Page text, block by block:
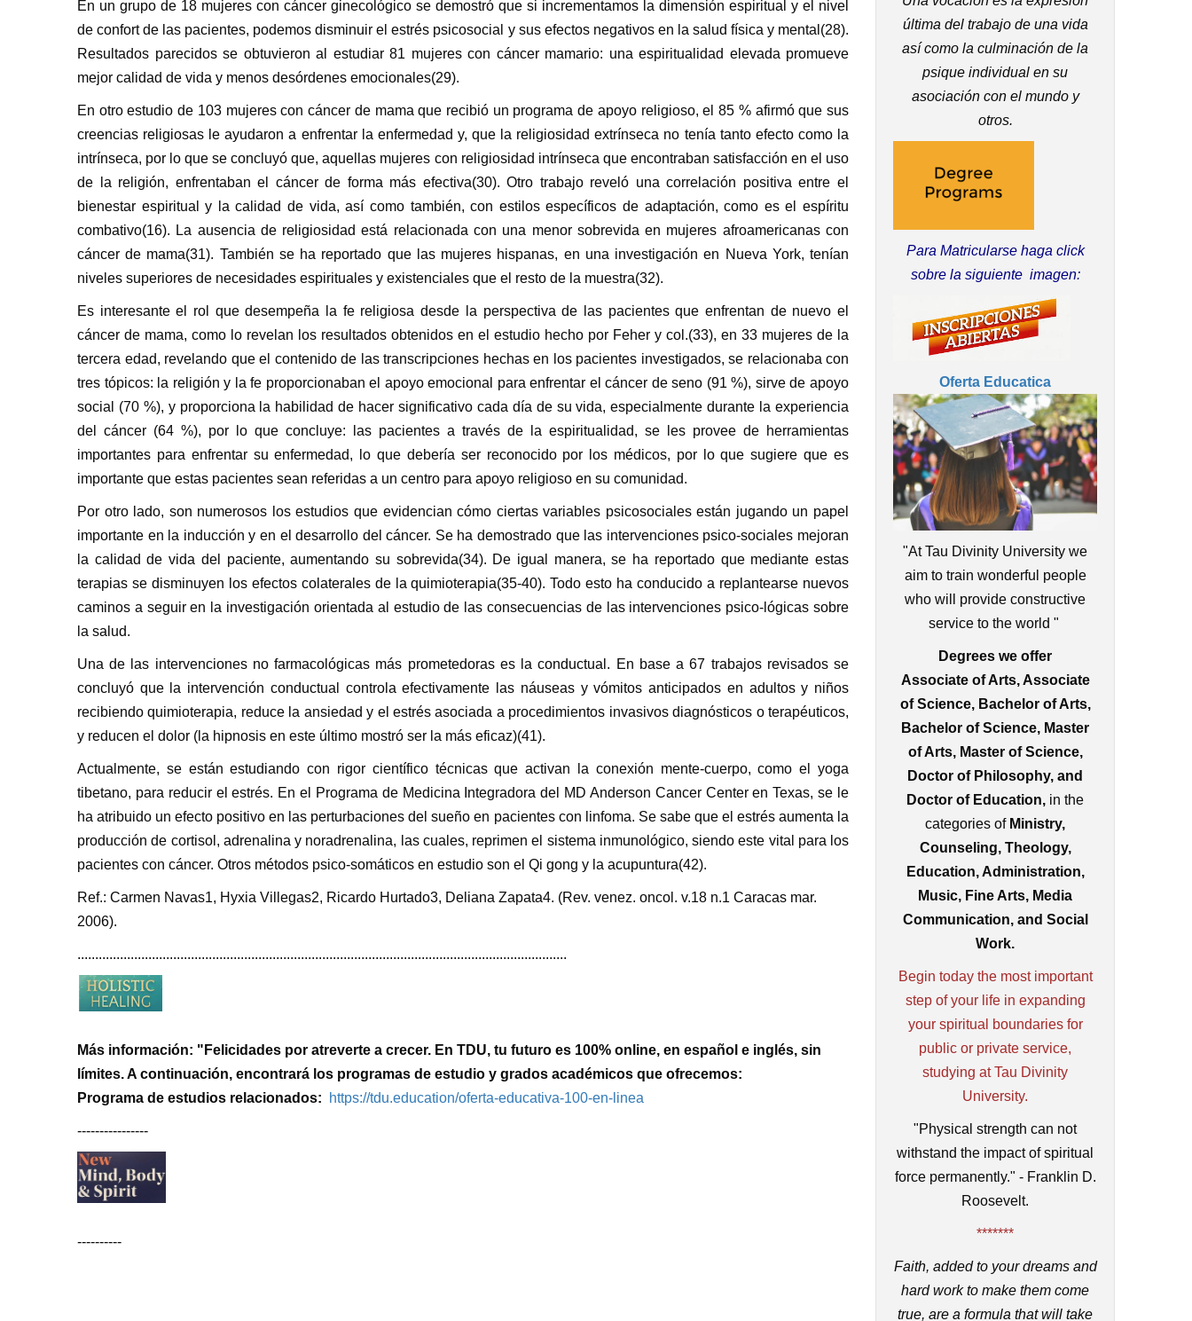
En un grupo de 18 mujeres con cáncer ginecológico se demostró que si incrementamos la dimensión espiritual y el nivel
de confort de las pacientes, podemos disminuir el estrés psicosocial y sus efectos negativos en la salud física y mental(28).
Resultados parecidos se obtuvieron al estudiar 81 mujeres con cáncer mamario: una espiritualidad elevada promueve
mejor calidad de vida y menos desórdenes emocionales(29).
En otro estudio de 103 mujeres con cáncer de mama que recibió un programa de apoyo religioso, el 85 % afirmó que sus
creencias religiosas le ayudaron a enfrentar la enfermedad y, que la religiosidad extrínseca no tenía tanto efecto como la
intrínseca, por lo que se concluyó que, aquellas mujeres con religiosidad intrínseca que encontraban satisfacción en el uso
de la religión, enfrentaban el cáncer de forma más efectiva(30). Otro trabajo reveló una correlación positiva entre el
bienestar espiritual y la calidad de vida, así como también, con estilos específicos de adaptación, como es el espíritu
combativo(16). La ausencia de religiosidad está relacionada con una menor sobrevida en mujeres afroamericanas con
cáncer de mama(31). También se ha reportado que las mujeres hispanas, en una investigación en Nueva York, tenían
niveles superiores de necesidades espirituales y existenciales que el resto de la muestra(32).
Es interesante el rol que desempeña la fe religiosa desde la perspectiva de las pacientes que enfrentan de nuevo el
cáncer de mama, como lo revelan los resultados obtenidos en el estudio hecho por Feher y col.(33), en 33 mujeres de la
tercera edad, revelando que el contenido de las transcripciones hechas en los pacientes investigados, se relacionaba con
tres tópicos: la religión y la fe proporcionaban el apoyo emocional para enfrentar el cáncer de seno (91 %), sirve de apoyo
social (70 %), y proporciona la habilidad de hacer significativo cada día de su vida, especialmente durante la experiencia
del cáncer (64 %), por lo que concluye: las pacientes a través de la espiritualidad, se les provee de herramientas
importantes para enfrentar su enfermedad, lo que debería ser reconocido por los médicos, por lo que sugiere que es
importante que estas pacientes sean referidas a un centro para apoyo religioso en su comunidad.
Por otro lado, son numerosos los estudios que evidencian cómo ciertas variables psicosociales están jugando un papel
importante en la inducción y en el desarrollo del cáncer. Se ha demostrado que las intervenciones psico-sociales mejoran
la calidad de vida del paciente, aumentando su sobrevida(34). De igual manera, se ha reportado que mediante estas
terapias se disminuyen los efectos colaterales de la quimioterapia(35-40). Todo esto ha conducido a replantearse nuevos
caminos a seguir en la investigación orientada al estudio de las consecuencias de las intervenciones psico-lógicas sobre
la salud.
Una de las intervenciones no farmacológicas más prometedoras es la conductual. En base a 67 trabajos revisados se
concluyó que la intervención conductual controla efectivamente las náuseas y vómitos anticipados en adultos y niños
recibiendo quimioterapia, reduce la ansiedad y el estrés asociada a procedimientos invasivos diagnósticos o terapéuticos,
y reducen el dolor (la hipnosis en este último mostró ser la más eficaz)(41).
Actualmente, se están estudiando con rigor científico técnicas que activan la conexión mente-cuerpo, como el yoga
tibetano, para reducir el estrés. En el Programa de Medicina Integradora del MD Anderson Cancer Center en Texas, se le
ha atribuido un efecto positivo en las perturbaciones del sueño en pacientes con linfoma. Se sabe que el estrés aumenta la
producción de cortisol, adrenalina y noradrenalina, las cuales, reprimen el sistema inmunológico, siendo este vital para los
pacientes con cáncer. Otros métodos psico-somáticos en estudio son el Qi gong y la acupuntura(42).
Ref.: Carmen Navas1, Hyxia Villegas2, Ricardo Hurtado3, Deliana Zapata4. (Rev. venez. oncol. v.18 n.1 Caracas mar.
2006).
..........................................................................................................................................
Más información: "Felicidades por atreverte a crecer. En TDU, tu futuro es 100% online, en español e inglés, sin
límites. A continuación, encontrará los programas de estudio y grados académicos que ofrecemos:
Programa de estudios relacionados:
https://tdu.education/oferta-educativa-100-en-linea
----------------
----------
última del trabajo de una vida
así como la culminación de la
psique individual en su
asociación con el mundo y
otros.
Para Matricularse haga click
sobre la siguiente imagen:
Oferta Educatica
"At Tau Divinity University we
aim to train wonderful people
who will provide constructive
service to the world "
Degrees we offer
Associate of Arts, Associate
of Science, Bachelor of Arts,
Bachelor of Science, Master
of Arts, Master of Science,
Doctor of Philosophy, and
Doctor of Education, in the
categories ofMinistry,
Counseling, Theology,
Education, Administration,
Music, Fine Arts, Media
Communication, and Social
Work.
Begin today the most important
step of your life in expanding
your spiritual boundaries for
public or private service,
studying at Tau Divinity
University.
"Physical strength can not
withstand the impact of spiritual
force permanently." - Franklin D.
Roosevelt.
*******
Faith, added to your dreams and
hard work to make them come
true, are a formula that will take